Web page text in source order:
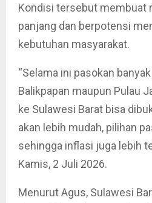
Kondisi tersebut membuat
panjang dan berpotensi
kebutuhan masyarakat.
“Selama ini pasokan
Balikpapan maupun Pulau
ke Sulawesi Barat bisa
akan lebih mudah, pilihan
sehingga inflasi juga lebih
Kamis, 2 Juli 2026.
Menurut Agus, Sulawesi